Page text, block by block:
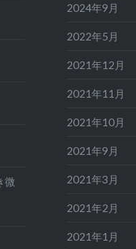
微
2024年9月
2022年5月
2021年12月
2021年11月
2021年10月
2021年9月
2021年3月
2021年2月
2021年1月